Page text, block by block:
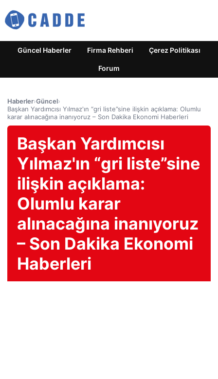
Güncel Haberler Firma Rehberi Çerez Politikası
Forum
Haberler›Güncel›
Başkan Yardımcısı Yılmaz'ın “gri liste”sine ilişkin açıklama: Olumlu
karar alınacağına inanıyoruz – Son Dakika Ekonomi Haberleri
Başkan Yardımcısı
Yılmaz'ın “gri liste”sine
ilişkin açıklama:
Olumlu karar
alınacağına inanıyoruz
– Son Dakika Ekonomi
Haberleri